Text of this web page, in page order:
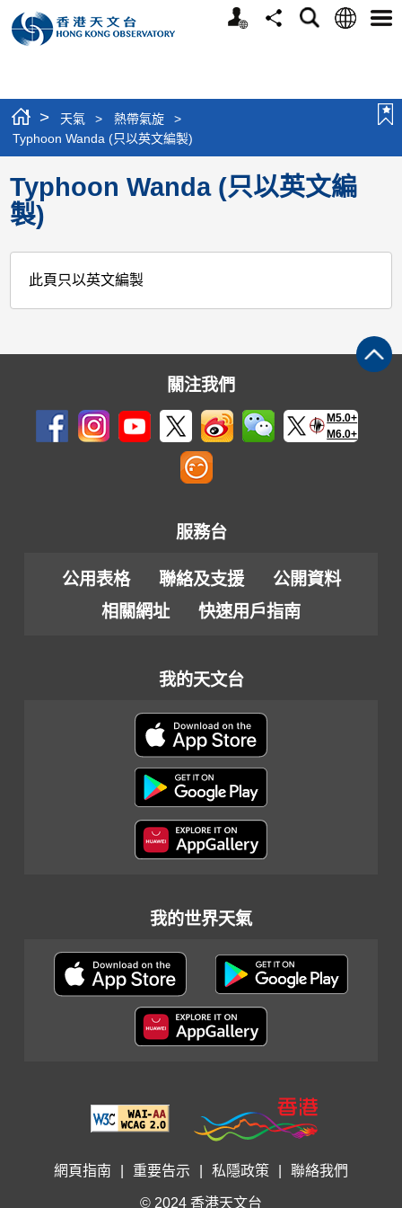
個
分
搜
語
選
> 天氣 > 熱帶氣旋
>
Typhoon Wanda (只以英文編製)
Typhoon Wanda (只以英文編
製)
此頁只以英文編製
關注我們
M5.0+
M6.0+
服務台
公用表格 聯絡及支援
公開資料
相關網址
快速用戶指南
我的天文台
我的世界天氣
網頁指南 重要告示 私隱政策 聯絡我們
© 2024 香港天文台